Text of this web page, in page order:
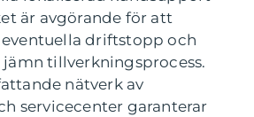
är avgörande för att
driftstopp och
tillverkningsprocess.
nätverk av
servicecenter garanterar